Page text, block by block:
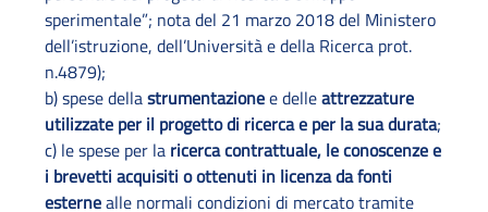
sperimentale”; nota del 21 marzo 2018 del Ministero
dell’istruzione, dell’Università e della Ricerca prot.
n.4879);
b) spese dellastrumentazionee delleattrezzature
utilizzate per il progetto di ricerca e per la sua durata;
c) le spese per la ricerca contrattuale, le conoscenze e
i brevetti acquisiti o ottenuti in licenza da fonti
esternealle normali condizioni di mercato tramite